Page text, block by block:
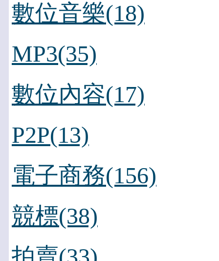
數位音樂(18)
MP3(35)
數位內容(17)
P2P(13)
電子商務(156)
競標(38)